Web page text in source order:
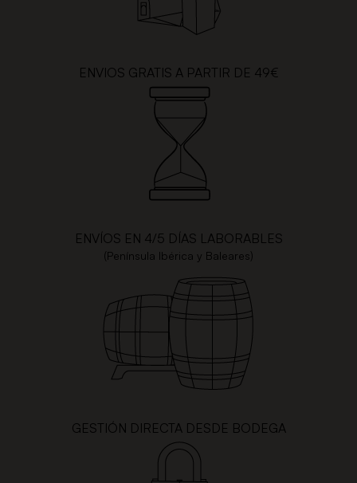
ENVIOS GRATIS A PARTIR DE 49€
ENVÍOS EN 4/5 DÍAS LABORABLES
(Península Ibérica y Baleares)
GESTIÓN DIRECTA DESDE BODEGA